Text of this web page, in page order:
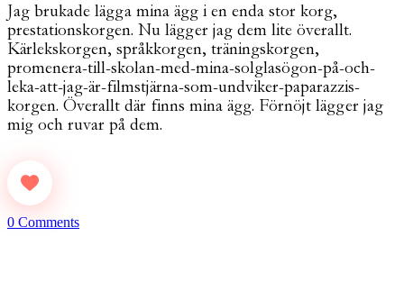
Jag brukade lägga mina ägg i en enda stor korg,
prestationskorgen. Nu lägger jag dem lite överallt.
Kärlekskorgen, språkkorgen, träningskorgen,
promenera-till-skolan-med-mina-solglasögon-på-och-
leka-att-jag-är-filmstjärna-som-undviker-paparazzis-
korgen. Överallt där finns mina ägg. Förnöjt lägger jag
mig och ruvar på dem.
0 Comments